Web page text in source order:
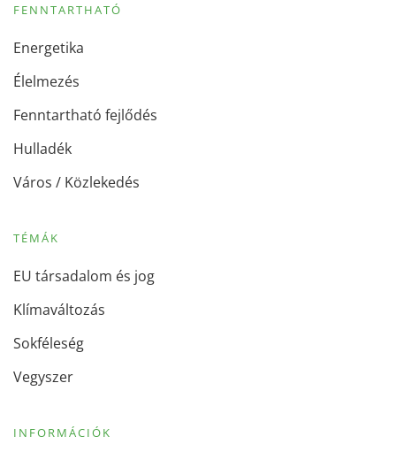
FENNTARTHATÓ
Energetika
Élelmezés
Fenntartható fejlődés
Hulladék
Város / Közlekedés
TÉMÁK
EU társadalom és jog
Klímaváltozás
Sokféleség
Vegyszer
INFORMÁCIÓK